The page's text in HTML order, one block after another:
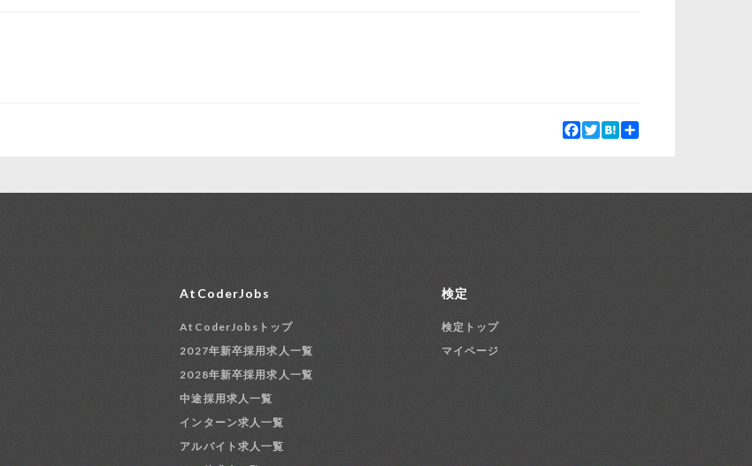
Facebook
Twitter
Hatena
AtCoderJobs
AtCoderJobsトップ
2027年新卒採用求人一覧
2028年新卒採用求人一覧
中途採用求人一覧
インターン求人一覧
アルバイト求人一覧
検定
検定トップ
マイページ